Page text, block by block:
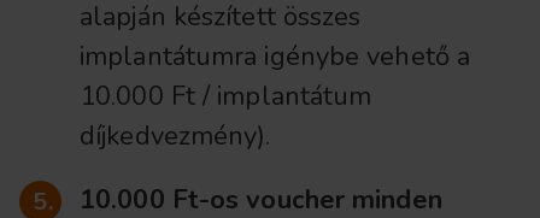
alapján készített összes
implantátumra igénybe vehető a
10.000 Ft / implantátum
díjkedvezmény).
10.000 Ft-os voucher minden